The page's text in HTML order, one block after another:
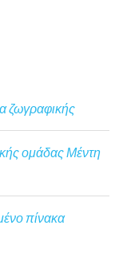
ζωγραφικής
ομάδας Μέντη
πίνακα